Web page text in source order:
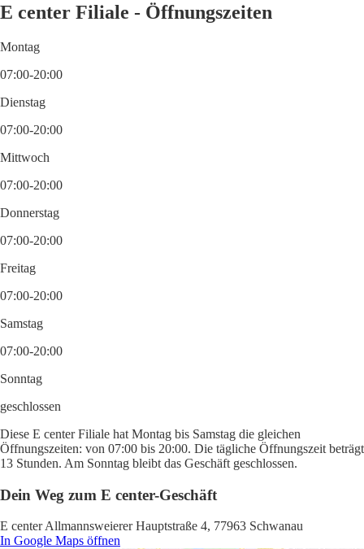
E center Filiale - Öffnungszeiten
Montag
07:00-20:00
Dienstag
07:00-20:00
Mittwoch
07:00-20:00
Donnerstag
07:00-20:00
Freitag
07:00-20:00
Samstag
07:00-20:00
Sonntag
geschlossen
Diese E center Filiale hat Montag bis Samstag die gleichen
Öffnungszeiten: von 07:00 bis 20:00. Die tägliche Öffnungszeit beträgt
13 Stunden. Am Sonntag bleibt das Geschäft geschlossen.
Dein Weg zum E center-Geschäft
E center Allmannsweierer Hauptstraße 4, 77963 Schwanau
In Google Maps öffnen